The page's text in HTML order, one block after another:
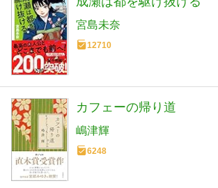
宮島未奈
12710
カフェーの帰り道
嶋津輝
6248